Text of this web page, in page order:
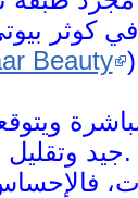
في كوثر
Beauty )
جيد وتقليل الخشونة.